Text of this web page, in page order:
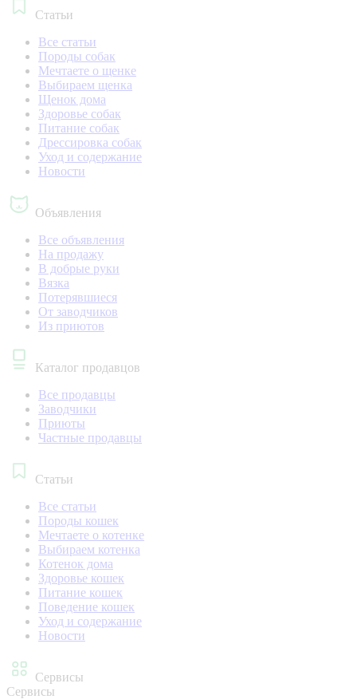
Статьи
Все статьи
Породы собак
Мечтаете о щенке
Выбираем щенка
Щенок дома
Здоровье собак
Питание собак
Дрессировка собак
Уход и содержание
Новости
Объявления
Все объявления
На продажу
В добрые руки
Вязка
Потерявшиеся
От заводчиков
Из приютов
Каталог продавцов
Все продавцы
Заводчики
Приюты
Частные продавцы
Статьи
Все статьи
Породы кошек
Мечтаете о котенке
Выбираем котенка
Котенок дома
Здоровье кошек
Питание кошек
Поведение кошек
Уход и содержание
Новости
Сервисы
Сервисы